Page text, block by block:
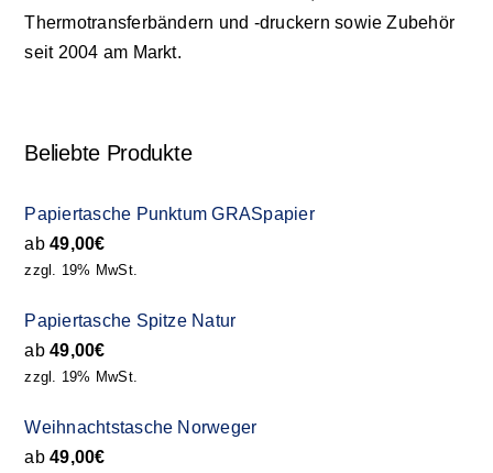
Thermotransferbändern und -druckern sowie Zubehör
seit 2004 am Markt.
Beliebte Produkte
Papiertasche Punktum GRASpapier
ab49,00€
zzgl. 19% MwSt.
Papiertasche Spitze Natur
ab49,00€
zzgl. 19% MwSt.
Weihnachtstasche Norweger
ab49,00€